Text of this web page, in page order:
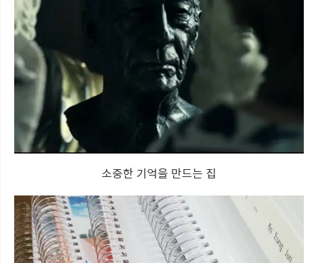
소중한 기억을 만드는 집